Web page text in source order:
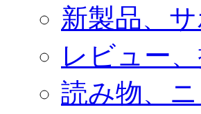
新製品、
レビュー
読み物、